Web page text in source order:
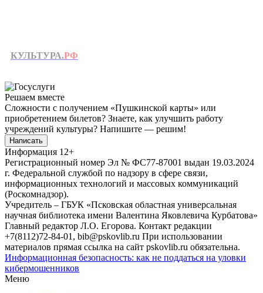
КУЛЬТУРА.РФ
Решаем вместе
Сложности с получением «Пушкинской карты» или
приобретением билетов? Знаете, как улучшить работу
учреждений культуры? Напишите — решим!
Написать
Информация 12+
Регистрационный номер Эл № ФС77-87001 выдан 19.03.2024
г. Федеральной службой по надзору в сфере связи,
информационных технологий и массовых коммуникаций
(Роскомнадзор).
Учредитель – ГБУК «Псковская областная универсальная
научная библиотека имени Валентина Яковлевича Курбатова»
Главный редактор Л.О. Егорова. Контакт редакции
+7(8112)72-84-01, bib@pskovlib.ru При использовании
материалов прямая ссылка на сайт pskovlib.ru обязательна.
Информационная безопасность: как не поддаться на уловки
кибермошенников
Меню